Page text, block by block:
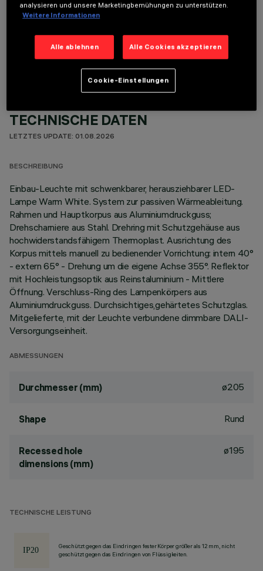
OPTIONALE KOMPONENTEN
TECHNISCHE DATEN
LETZTES UPDATE: 01.08.2026
BESCHREIBUNG
Einbau-Leuchte mit schwenkbarer, herausziehbarer LED-
Lampe Warm White. System zur passiven Wärmeableitung.
Rahmen und Hauptkorpus aus Aluminiumdruckguss;
Drehscharniere aus Stahl. Drehring mit Schutzgehäuse aus
hochwiderstandsfähigem Thermoplast. Ausrichtung des
Korpus mittels manuell zu bedienender Vorrichtung: intern 40°
- extern 65° - Drehung um die eigene Achse 355°. Reflektor
mit Hochleistungsoptik aus Reinstaluminium - Mittlere
Öffnung. Verschluss-Ring des Lampenkörpers aus
Aluminiumdruckguss. Durchsichtiges,gehärtetes Schutzglas.
Mitgelieferte, mit der Leuchte verbundene dimmbare DALI-
Versorgungseinheit.
ABMESSUNGEN
Durchmesser (mm) ø205
Shape Rund
Recessed hole
dimensions (mm)
ø195
TECHNISCHE LEISTUNG
Geschützt gegen das Eindringen fester Körper größer als 12 mm, nicht
geschützt gegen das Eindringen von Flüssigkeiten.
analysieren und unsere Marketingbemühungen zu unterstützen.
Weitere Informationen
Alle ablehnen Alle Cookies akzeptieren
Cookie-Einstellungen